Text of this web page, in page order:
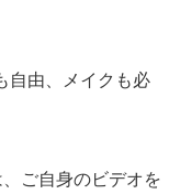
自由、メイクも必
ご自身のビデオを